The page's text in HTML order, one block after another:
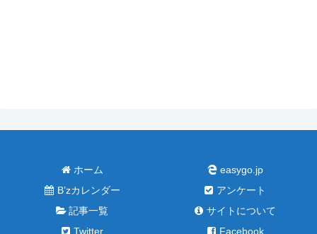
ホーム
easygo.jp
B’zカレンダー
アンケート
記事一覧
サイトについて
Twitter
Facebook